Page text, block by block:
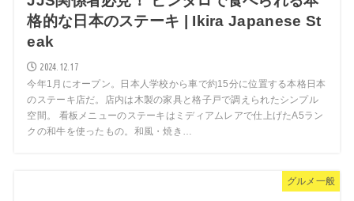
格的な日本のステーキ | Ikira Japanese St
eak
2024.12.17
今年1月にオープン。日本人学校から車で約15分に位置する本格日本
のステーキ店だ。店内は木製の家具と格子戸で調えられたシンプル
空間。 看板メニューのステーキはミディアムレアで仕上げたA5ラン
クの和牛を使ったもの。和風・焼き…
グルメ一般